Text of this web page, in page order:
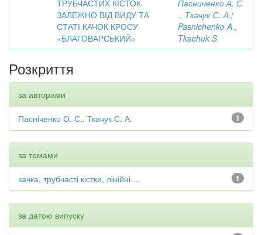
ТРУБЧАСТИХ КІСТОК
ЗАЛЕЖНО ВІД ВИДУ ТА
СТАТІ КАЧОК КРОСУ
«БЛАГОВАРСЬКИЙ»
Пасниченко А. С.
., Ткачук С. А.;
Pasnichenko A.,
Tkachuk S.
Розкриття
за авторами
1
Пасніченко О. С., Ткачук С. А.
за темами
1
качка, трубчасті кістки, лінійні ...
за датою випуску